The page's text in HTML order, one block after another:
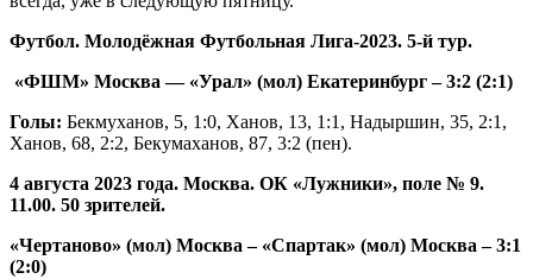
Футбол. Молодёжная Футбольная Лига-2023. 5-й тур.
«ФШМ» Москва — «Урал» (мол) Екатеринбург – 3:2 (2:1)
Голы: Бекмуханов, 5, 1:0, Ханов, 13, 1:1, Надыршин, 35, 2:1,
Ханов, 68, 2:2, Бекумаханов, 87, 3:2 (пен).
4 августа 2023 года. Москва. ОК «Лужники», поле № 9.
11.00. 50 зрителей.
«Чертаново» (мол) Москва – «Спартак» (мол) Москва – 3:1
(2:0)